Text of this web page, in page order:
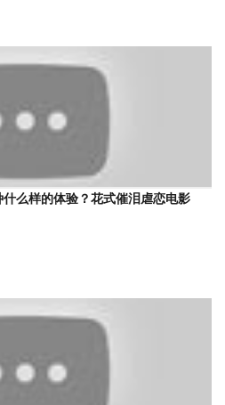
什么样的体验？花式催泪虐恋电影